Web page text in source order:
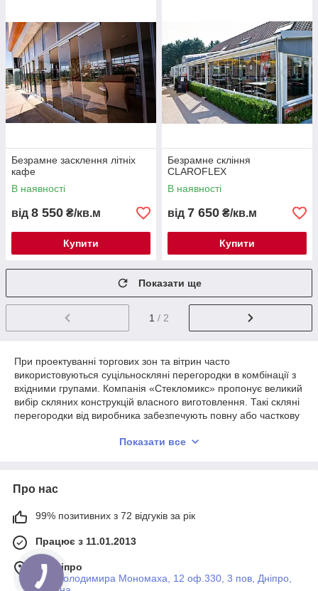
Безрамне засклення літніх
кафе
В наявності
від 8 550 ₴/кв.м
Купити
Безрамне скління
CLAROFLEX
В наявності
від 7 650 ₴/кв.м
Купити
Показати ще
1 / 2
При проектуванні торгових зон та вітрин часто
використовуються суцільноскляні перегородки в комбінації з
вхідними групами. Компанія «Стекломикс» пропонує великий
вибір скляних конструкцій власного виготовлення. Такі скляні
перегородки від виробника забезпечують повну або часткову
Суцільноскляна перегородка — система безрамного скління,
що складається з профілів і загартованого скла. Для
виробництва використовується спеціальне скло, що пройшло
процедуру гарту. Також у конструкції може встановлюватися
триплекс — спеціальне скло з декількох шарів. Після
гартування скло набуває надміцність, аналогічну
Показати все
Про нас
99% позитивних з 72 відгуків за рік
Працює з 11.01.2013
м. Дніпро
вул. Володимира Мономаха, 12 оф.330, 3 пов, Дніпро,